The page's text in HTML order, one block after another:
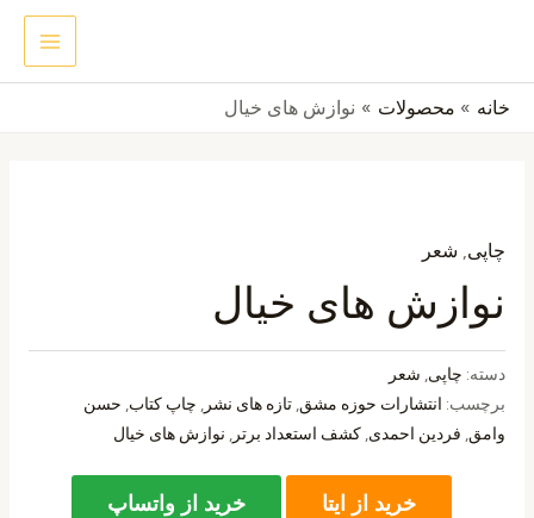
محتوا
خانه محصولات نوازش های خیال
چاپی شعر
نوازش های خیال
دسته: چاپی, شعر
برچسب: انتشارات حوزه مشق, تازه های نشر , چاپ کتاب, حسن
وامق, فردین احمدی, کشف استعداد برتر , نوازش های خیال
خرید از ایتا خرید از واتساپ